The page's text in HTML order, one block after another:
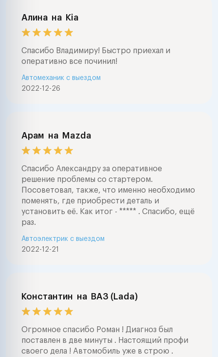
Алина на Kia
Спасибо Владимиру! Быстро приехал и
оперативно все починил!
2022-12-26
Автомеханик с выездом
Арам на Mazda
Спасибо Александру за оперативное
решение проблемы со стартером.
Посоветовал, также, что именно необходимо
поменять, где приобрести деталь и
установить её. Как итог - ***** . Спасибо, ещё
раз.
2022-12-21
Автоэлектрик с выездом
Константин на ВАЗ (Lada)
Огромное спасибо Роман ! Диагноз был
поставлен в две минуты . Настоящий профи
своего дела ! Автомобиль уже в строю .